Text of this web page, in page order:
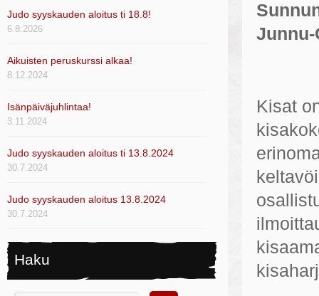
Judo syyskauden aloitus ti 18.8!
6.8.2026
Aikuisten peruskurssi alkaa!
8.12.2024
Isänpäiväjuhlintaa!
3.11.2024
Judo syyskauden aloitus ti 13.8.2024
30.7.2024
Judo syyskauden aloitus 13.8.2024
30.7.2024
Haku
Kisat